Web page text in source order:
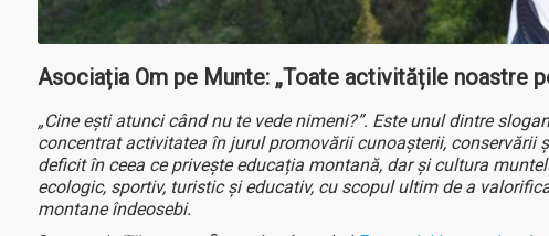
Asociația Om pe Munte: „Toate activitățile noastre
„Cine ești atunci când nu te vede nimeni?”. Este unul dintre
concentrat activitatea în jurul promovării cunoașterii, conservării
deficit în ceea ce privește educația montană, dar și cultura
ecologic, sportiv, turistic și educativ, cu scopul ultim de a
montane îndeosebi.